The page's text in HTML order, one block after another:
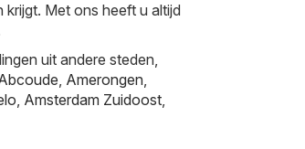
Met ons heeft u altijd
uit andere steden,
, Amerongen,
, Amsterdam Zuidoost,